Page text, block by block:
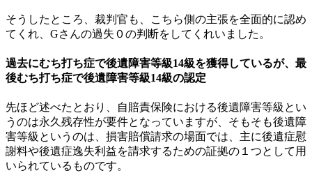
そうしたところ、裁判官も、こちら側の主張を全面的に認め
てくれ、Gさんの過失０の判断をしてくれいました。
過去にむち打ち症で後遺障害等級14級を獲得しているが、最
後むち打ち症で後遺障害等級14級の認定
先ほど述べたとおり、自賠責保険における後遺障害等級とい
うのは永久残存性が要件となっていますが、そもそも後遺障
害等級というのは、損害賠償請求の場面では、主に後遺症慰
謝料や後遺症逸失利益を請求するための証拠の１つとして用
いられているものです。